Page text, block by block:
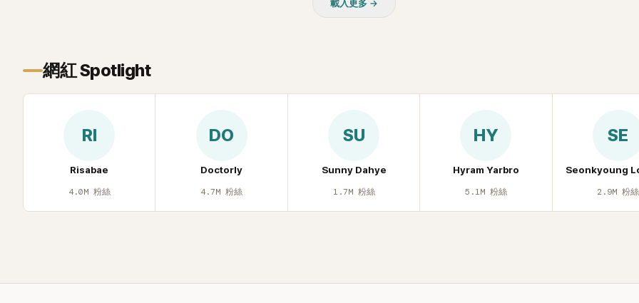
遭部分網友質疑，就連美國當地媒體也毫
載入更多 →
網紅 Spotlight
RI
Risabae
4.0M 粉絲
DO
Doctorly
4.7M 粉絲
SU
Sunny Dahye
1.7M 粉絲
HY
Hyram Yarbro
5.1M 粉絲
SE
Seonkyoung
2.9M 粉絲